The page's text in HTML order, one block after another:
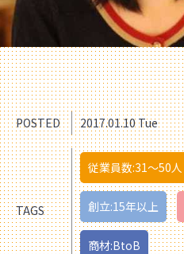
POSTED 2017.01.10 Tue
TAGS
従業員数:31〜50人
創立:15年以上
商材:BtoB